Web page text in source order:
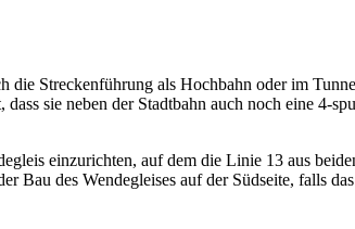
die Streckenführung als Hochbahn oder im
sie neben der Stadtbahn auch noch eine 4-
einzurichten, auf dem die Linie 13 aus
Bau des Wendegleises auf der Südseite, falls